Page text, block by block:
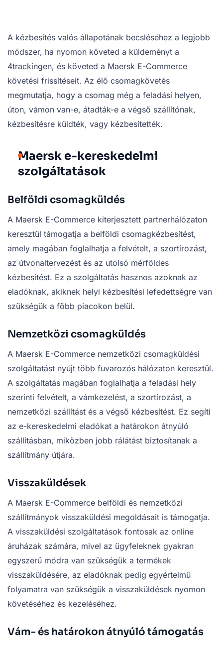
A kézbesítés valós állapotának becsléséhez a legjobb
módszer, ha nyomon követed a küldeményt a
4trackingen, és követed a Maersk E-Commerce
követési frissítéseit. Az élő csomagkövetés
megmutatja, hogy a csomag még a feladási helyen,
úton, vámon van-e, átadták-e a végső szállítónak,
kézbesítésre küldték, vagy kézbesítették.
Maersk e-kereskedelmi
szolgáltatások
Belföldi csomagküldés
A Maersk E-Commerce kiterjesztett partnerhálózaton
keresztül támogatja a belföldi csomagkézbesítést,
amely magában foglalhatja a felvételt, a szortírozást,
az útvonaltervezést és az utolsó mérföldes
kézbesítést. Ez a szolgáltatás hasznos azoknak az
eladóknak, akiknek helyi kézbesítési lefedettségre van
szükségük a főbb piacokon belül.
Nemzetközi csomagküldés
A Maersk E-Commerce nemzetközi csomagküldési
szolgáltatást nyújt több fuvarozós hálózaton keresztül.
A szolgáltatás magában foglalhatja a feladási hely
szerinti felvételt, a vámkezelést, a szortírozást, a
nemzetközi szállítást és a végső kézbesítést. Ez segíti
az e-kereskedelmi eladókat a határokon átnyúló
szállításban, miközben jobb rálátást biztosítanak a
szállítmány útjára.
Visszaküldések
A Maersk E-Commerce belföldi és nemzetközi
szállítmányok visszaküldési megoldásait is támogatja.
A visszaküldési szolgáltatások fontosak az online
áruházak számára, mivel az ügyfeleknek gyakran
egyszerű módra van szükségük a termékek
visszaküldésére, az eladóknak pedig egyértelmű
folyamatra van szükségük a visszaküldések nyomon
követéséhez és kezeléséhez.
Vám- és határokon átnyúló támogatás